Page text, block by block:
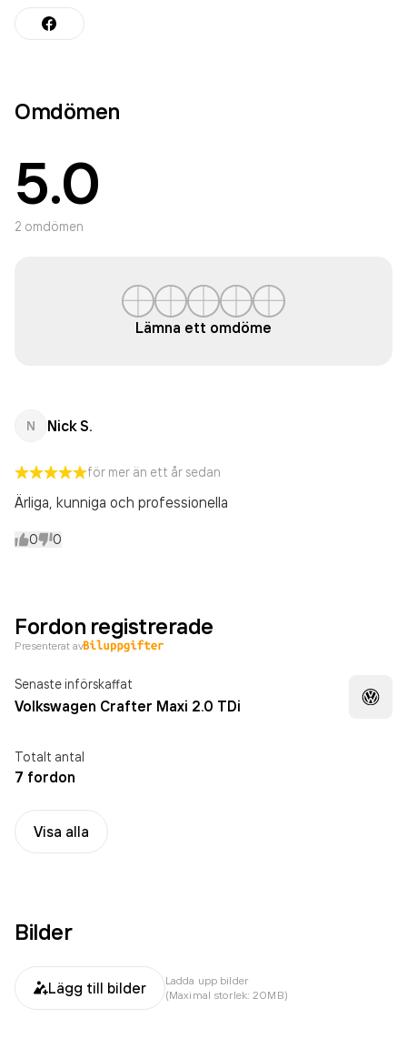
Omdömen
5.0
2 omdömen
Lämna ett omdöme
N Nick S.
för mer än ett år sedan
Ärliga, kunniga och professionella
0 0
Fordon registrerade
Presenterat av
Senaste införskaffat
Volkswagen Crafter Maxi 2.0 TDi
Totalt antal
7 fordon
Visa alla
Bilder
Lägg till bilder
Ladda upp bilder
(Maximal storlek: 20MB)